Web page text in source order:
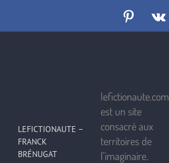
Pinterest
Vk
LEFICTIONAUTE –
FRANCK
BRÉNUGAT
lefictionaute.com
est un site
consacré aux
territoires de
l’imaginaire.